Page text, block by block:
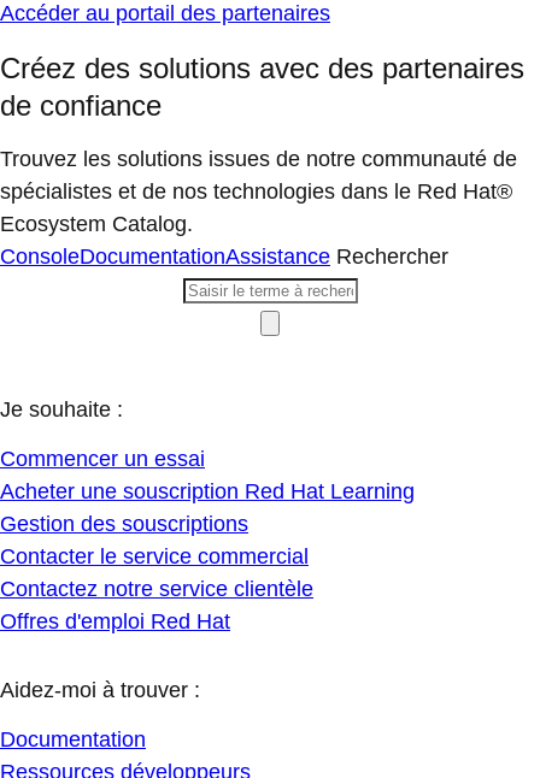
Accéder au portail des partenaires
Créez des solutions avec des partenaires
de confiance
Trouvez les solutions issues de notre communauté de
spécialistes et de nos technologies dans le Red Hat®
Ecosystem Catalog.
ConsoleDocumentationAssistance Rechercher
Je souhaite :
Commencer un essai
Acheter une souscription Red Hat Learning
Gestion des souscriptions
Contacter le service commercial
Contactez notre service clientèle
Offres d'emploi Red Hat
Aidez-moi à trouver :
Documentation
Ressources développeurs